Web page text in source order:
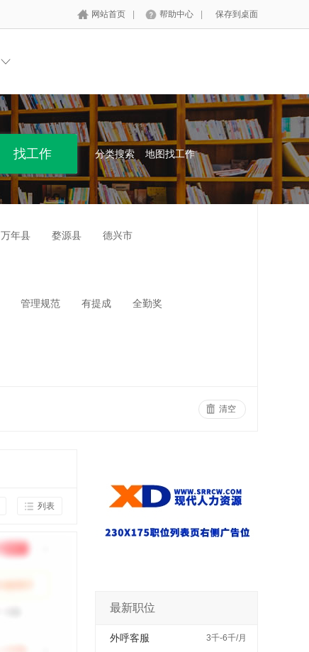
网站首页 帮助中心 保存到桌面
分类搜索 地图找工作
万年县 婺源县 德兴市
管理规范 有提成 全勤奖
清空
列表
最新职位
外呼客服
3千-6千/月